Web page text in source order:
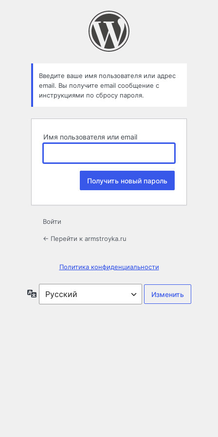
Введите ваше имя пользователя или адрес
email. Вы получите email сообщение с
инструкциями по сбросу пароля.
Имя пользователя или email
Войти
← Перейти к armstroyka.ru
Политика конфиденциальности
Язык